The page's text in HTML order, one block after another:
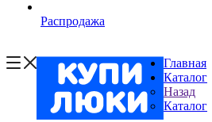
Распродажа
Главная
Каталог
Назад
Каталог